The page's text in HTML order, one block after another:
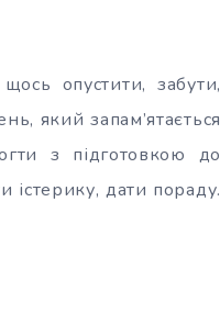
опустити, забути,
який запам’ятається
з підготовкою до
істерику, дати пораду.